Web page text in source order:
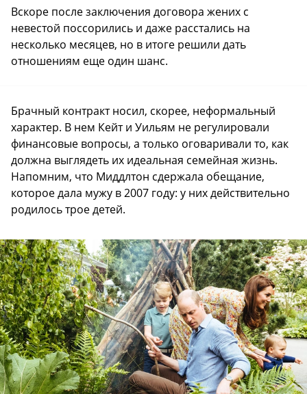
Вскоре после заключения договора жених с
невестой поссорились и даже расстались на
несколько месяцев, но в итоге решили дать
отношениям еще один шанс.
Брачный контракт носил, скорее, неформальный
характер. В нем Кейт и Уильям не регулировали
финансовые вопросы, а только оговаривали то, как
должна выглядеть их идеальная семейная жизнь.
Напомним, что Миддлтон сдержала обещание,
которое дала мужу в 2007 году: у них действительно
родилось трое детей.